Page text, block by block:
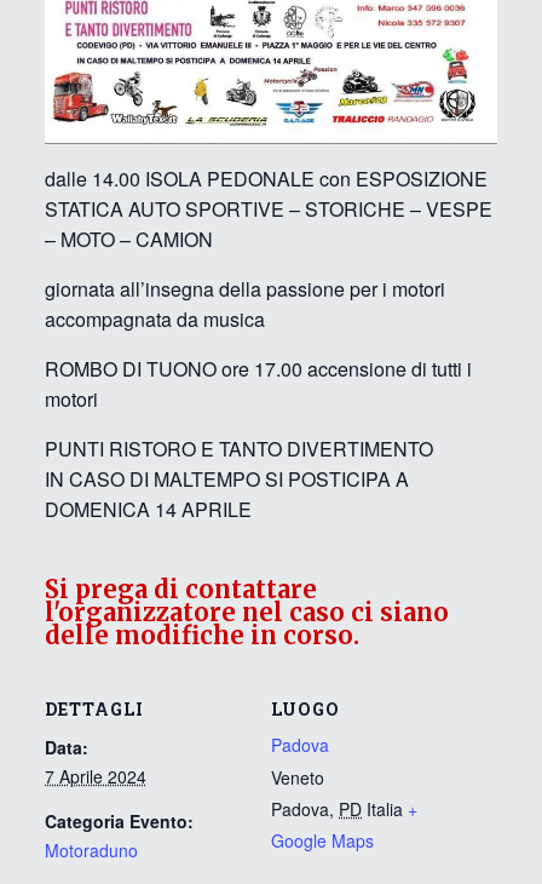
dalle 14.00 ISOLA PEDONALE con ESPOSIZIONE
STATICA AUTO SPORTIVE – STORICHE – VESPE
– MOTO – CAMION
giornata all’insegna della passione per i motori
accompagnata da musica
ROMBO DI TUONO ore 17.00 accensione di tutti i
motori
PUNTI RISTORO E TANTO DIVERTIMENTO
IN CASO DI MALTEMPO SI POSTICIPA A
DOMENICA 14 APRILE
DETTAGLI
Data:
7 Aprile 2024
Categoria Evento:
Motoraduno
LUOGO
Padova
Veneto
Padova, PD Italia +
Google Maps
Si prega di contattare
l'organizzatore nel caso ci siano
delle modifiche in corso.